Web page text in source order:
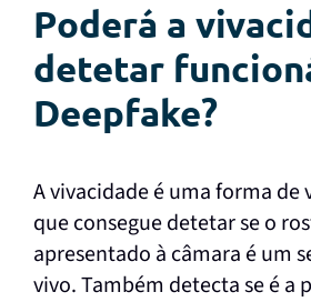
Poderá a
detetar
Deepfake?
A vivacidade é uma forma de
que consegue detetar se o
apresentado à câmara é um
vivo. Também detecta se é a